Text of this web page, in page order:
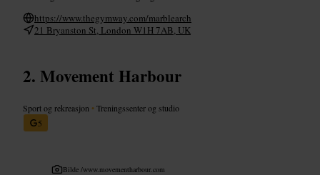
https://www.thegymway.com/marblearch
21 Bryanston St, London W1H 7AB, UK
Movement Harbour
Sport og rekreasjon •Treningssenter og studio
5
Bilde /www.movementharbour.com